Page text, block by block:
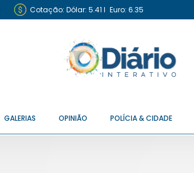
Cotação: Dólar: 5.41 I Euro: 6.35
GALERIAS OPINIÃO POLÍCIA & CIDADE